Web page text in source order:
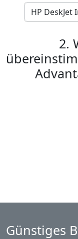
2.
Günstiges